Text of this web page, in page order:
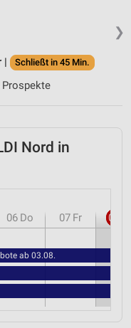
❯
|
Schließt in 45 Min.
Prospekte
Nord in
06 Do 07 Fr 08
ab 03.08.